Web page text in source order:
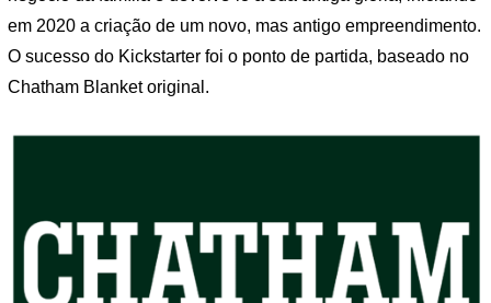
em 2020 a criação de um novo, mas antigo empreendimento.
O sucesso do Kickstarter foi o ponto de partida, baseado no
Chatham Blanket original.